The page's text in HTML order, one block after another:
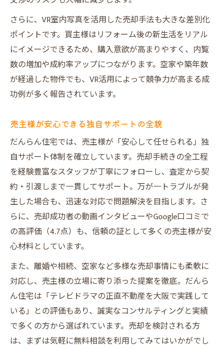
さらに、VR室内写真を活用した売却手法も大きな差別化
ポイントです。買主様はリフォーム後の新生活をリアル
にイメージできるため、購入意欲が高まりやすく、内覧
数の増加や成約率アップにつながります。空家や築年数
が経過した物件でも、VR活用によって競争力が高まる成
功例が多く報告されています。
売主様が安心できる独自サポートの全貌
だんらん住宅では、売主様が「安心して任せられる」独
自サポート体制を確立しています。売却手続きの全工程
を経験豊富なスタッフが丁寧にフォローし、査定から契
約・引渡しまで一貫してサポート。万が一トラブルが発
生した場合も、迅速な対応で問題解決を目指します。さ
らに、売却成功者の動画インタビューやGoogle口コミで
の高評価（4.7点）も、信頼の証として多くの売主様が安
心材料としています。
また、離婚や相続、空家など多様な売却事情にも柔軟に
対応し、売主様の立場に寄り添った提案を徹底。だんら
ん住宅は「テレビドラマの正直不動産を大阪で実践して
いる」との評価もあり、誠実なコンサルティングと実績
で多くの方から選ばれています。売却を検討される方
は、まずは気軽に無料相談を利用してみてはいかがでし